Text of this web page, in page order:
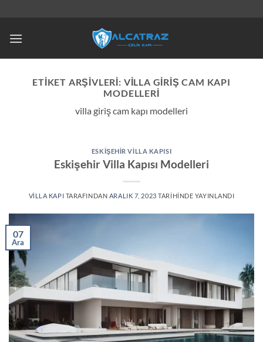
ETIKET ARŞIVLERI: VILLA GIRIŞ CAM KAPI
MODELLERI
villa giriş cam kapı modelleri
ESKIŞEHIR VILLA KAPISI
Eskişehir Villa Kapısı Modelleri
VILLA KAPI TARAFINDAN ARALIK 7, 2023 TARIHINDE YAYINLANDI
07
Ara